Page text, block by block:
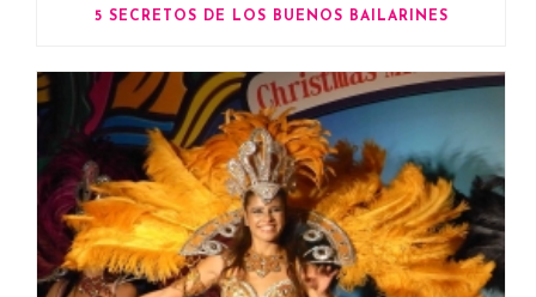
5 SECRETOS DE LOS BUENOS BAILARINES